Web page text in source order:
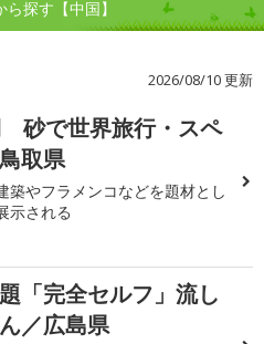
探す【中国】
2026/08/10 更新
砂で世界旅行・スペ
取県
築やフラメンコなどを題材とし
示される
「完全セルフ」流し
／広島県